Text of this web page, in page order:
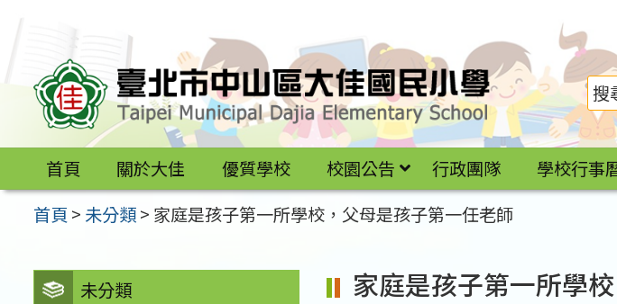
區
首頁 關於大佳 優質學校 校園公告 行政團隊 學校行事
首頁 > 未分類> 家庭是孩子第一所學校，父母是孩子第一任老師
未分類 家庭是孩子第一所學